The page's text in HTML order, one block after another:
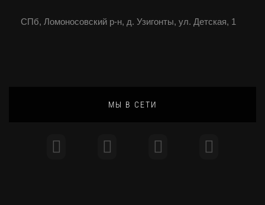
СПб, Ломоносовский р-н, д. Узигонты, ул. Детская, 1
МЫ В СЕТИ